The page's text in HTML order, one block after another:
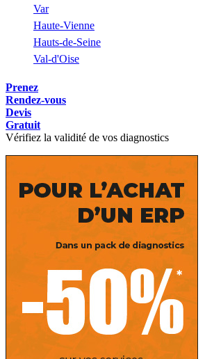
Var
Haute-Vienne
Hauts-de-Seine
Val-d'Oise
Prenez
Rendez-vous
Devis
Gratuit
Vérifiez la validité de vos diagnostics